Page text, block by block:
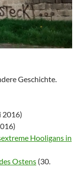
Geschichte.
2016)
Hooligans in
Ostens (30.